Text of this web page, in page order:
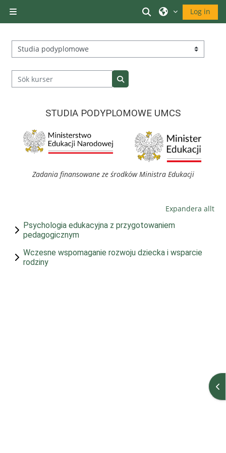
Växla Log in
Kurskategorier
Sök kurser
Sök kurser
STUDIA PODYPLOMOWE UMCS
Zadania finansowane ze środków Ministra Edukacji
Expandera allt
Psychologia edukacyjna z przygotowaniem
pedagogicznym
Wczesne wspomaganie rozwoju dziecka i wsparcie
rodziny